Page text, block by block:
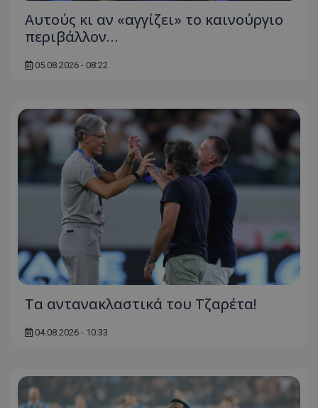
Αυτούς κι αν «αγγίζει» το καινούργιο
περιβάλλον…
05.08.2026 - 08:22
Τα αντανακλαστικά του Τζαρέτα!
04.08.2026 - 10:33